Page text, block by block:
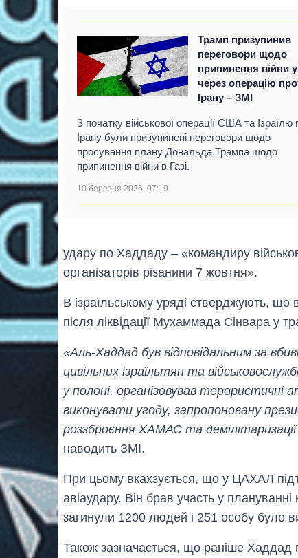
Трамп призупинив
переговори щодо
припинення війни у
через операцію
Ірану – ЗМІ
З початку військової операції США та Ізраїлю
Ірану були призупинені переговори щодо
просування плану Дональда Трампа щодо
припинення війни в Газі.
10 березня 2026, 07:19
удару по Хаддаду – «командиру
організаторів різанини 7 жовтня».
В ізраїльському уряді стверджують,
після ліквідації Мухаммада Сінвара у
«Аль-Хаддад був відповідальним за
цивільних ізраїльтян та
у полоні, організовував
виконувати угоду, запропоновану
роззброєння ХАМАС та
наводить ЗМІ.
При цьому вкахзується, що у ЦАХАЛ
авіаудару. Він брав участь у
загинули 1200 людей і 251 особу було
Також зазначається, що раніше Хаддад